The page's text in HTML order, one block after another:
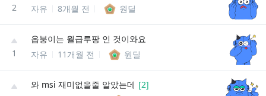
2
자유
8개월 전 원딜
1
옵붕이는 월급루팡 인 것이와요
자유
11개월 전 원딜
와 msi 재미없을줄 알았는데 [2]